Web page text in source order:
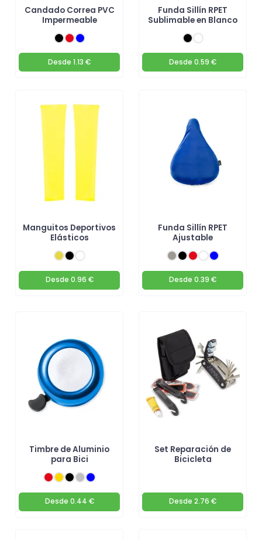
Candado Correa PVC
Impermeable
Desde 1.13 €
Funda Sillín RPET
Sublimable en Blanco
Desde 0.59 €
Manguitos Deportivos
Elásticos
Desde 0.96 €
Funda Sillín RPET
Ajustable
Desde 0.39 €
Timbre de Aluminio
para Bici
Desde 0.44 €
Set Reparación de
Bicicleta
Desde 2.76 €